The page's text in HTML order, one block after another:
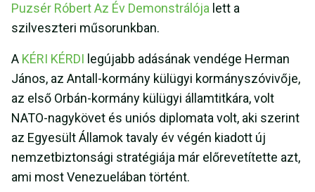
Puzsér Róbert Az Év Demonstrálója lett a
szilveszteri műsorunkban.
A KÉRI KÉRDI legújabb adásának vendége Herman
János, az Antall-kormány külügyi kormányszóvivője,
az első Orbán-kormány külügyi államtitkára, volt
NATO-nagykövet és uniós diplomata volt, aki szerint
az Egyesült Államok tavaly év végén kiadott új
nemzetbiztonsági stratégiája már előrevetítette azt,
ami most Venezuelában történt.